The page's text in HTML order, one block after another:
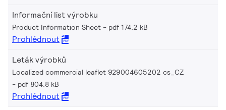
Informační list výrobku
Product Information Sheet pdf 174.2 kB
Prohlédnout
Leták výrobků
Localized commercial leaflet 929004605202 cs_CZ
pdf 804.8 kB
Prohlédnout